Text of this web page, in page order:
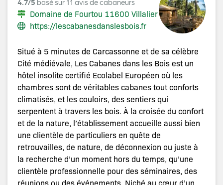
4.7/5 basé sur 11 avis de cabaneurs
Domaine de Fourtou 11600 Villalier
https://lescabanesdanslesbois.fr
Situé à 5 minutes de Carcassonne et de sa célèbre
Cité médiévale, Les Cabanes dans les Bois est un
hôtel insolite certifié Ecolabel Européen où les
chambres sont de véritables cabanes tout conforts
climatisés, et les couloirs, des sentiers qui
serpentent à travers les bois. À la croisée du confort
et de la nature, l’établissement accueille aussi bien
une clientèle de particuliers en quête de
retrouvailles, de nature, de déconnexion ou juste à
la recherche d’un moment hors du temps, qu’une
clientèle professionnelle pour des séminaires, des
réunions ou des événements. Niché au cœur d’un